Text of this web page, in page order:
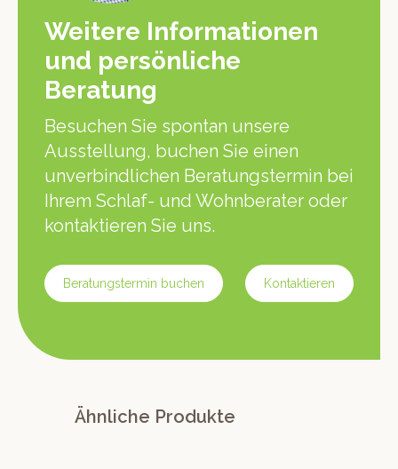
Weitere Informationen
und persönliche
Beratung
Besuchen Sie spontan unsere
Ausstellung, buchen Sie einen
unverbindlichen Beratungstermin bei
Ihrem Schlaf- und Wohnberater oder
kontaktieren Sie uns.
Beratungstermin buchen Kontaktieren
Ähnliche Produkte